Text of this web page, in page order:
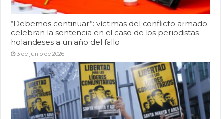
“Debemos continuar”: víctimas del conflicto armado
celebran la sentencia en el caso de los periodistas
holandeses a un año del fallo
3 de junio de 2026